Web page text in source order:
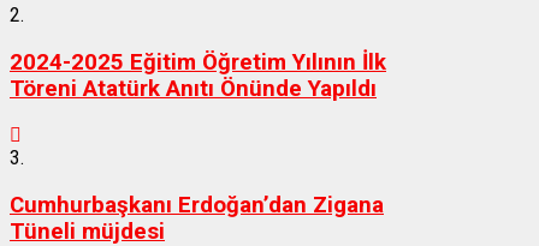
2.
2024-2025 Eğitim Öğretim Yılının İlk
Töreni Atatürk Anıtı Önünde Yapıldı
3.
Cumhurbaşkanı Erdoğan’dan Zigana
Tüneli müjdesi